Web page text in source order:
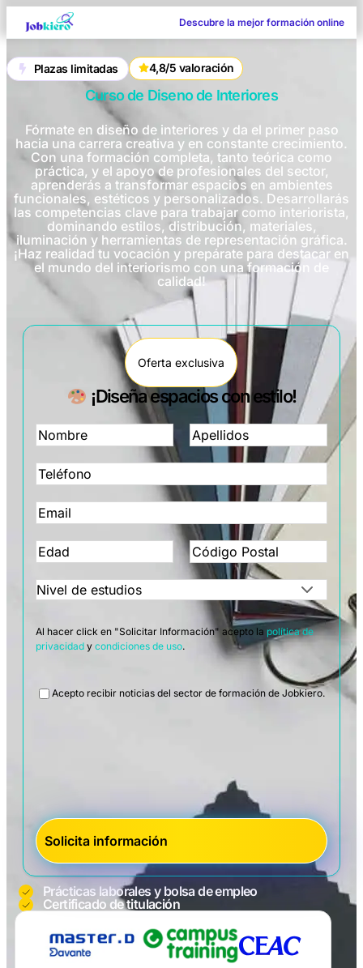
Descubre la mejor formación online
Plazas limitadas 4,8/5 valoración
Curso de Diseno de Interiores
Fórmate en diseño de interiores y da el primer paso
hacia una carrera creativa y en constante crecimiento.
Con una formación completa, tanto teórica como
práctica, y el apoyo de profesionales del sector,
aprenderás a transformar espacios en ambientes
funcionales, estéticos y personalizados. Desarrollarás
las competencias clave para trabajar como interiorista,
dominando estilos, distribución, materiales,
iluminación y herramientas de representación gráfica.
¡Haz realidad tu vocación y prepárate para destacar en
el mundo del interiorismo con una formación de
calidad!
Oferta exclusiva
¡Diseña espacios con estilo!
Al hacer click en "Solicitar Información" acepto la política de
privacidadycondiciones de uso.
Legal
Acepto recibir noticias del sector de formación de Jobkiero.
Prácticas laborales y bolsa de empleo
Certificado de titulación